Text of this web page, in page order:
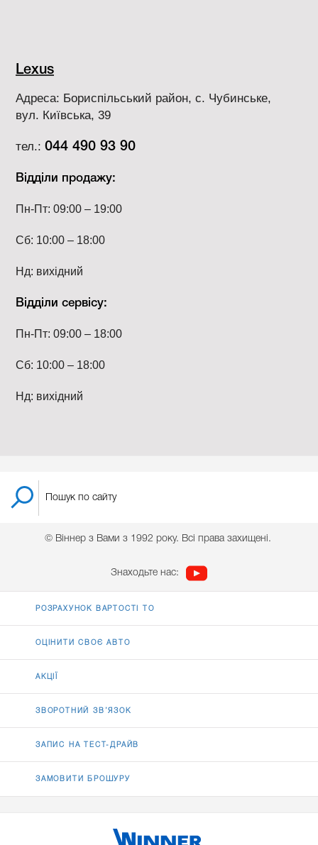
Lexus
Адреса: Бориспільський район, с. Чубинське,
вул. Київська, 39
тел.: 044 490 93 90
Відділи продажу:
Пн-Пт: 09:00 – 19:00
Сб: 10:00 – 18:00
Нд: вихідний
Відділи сервісу:
Пн-Пт: 09:00 – 18:00
Сб: 10:00 – 18:00
Нд: вихідний
© Віннер з Вами з 1992 року. Всі права захищені.
Знаходьте нас:
РОЗРАХУНОК ВАРТОСТІ ТО
ОЦІНИТИ СВОЄ АВТО
АКЦІЇ
ЗВОРОТНИЙ ЗВ’ЯЗОК
ЗАПИС НА ТЕСТ-ДРАЙВ
ЗАМОВИТИ БРОШУРУ